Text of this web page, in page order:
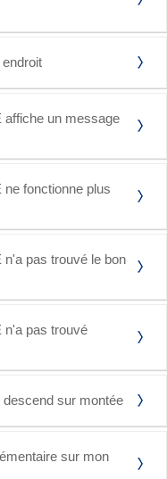
affiche un message
fonctionne plus
pas trouvé le bon
n'a pas trouvé
sur montée
sur mon